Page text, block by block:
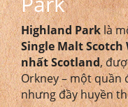
Highland Parklà
Single Malt
nhất Scotland,
Orkney – một quần
nhưng đầy huyền